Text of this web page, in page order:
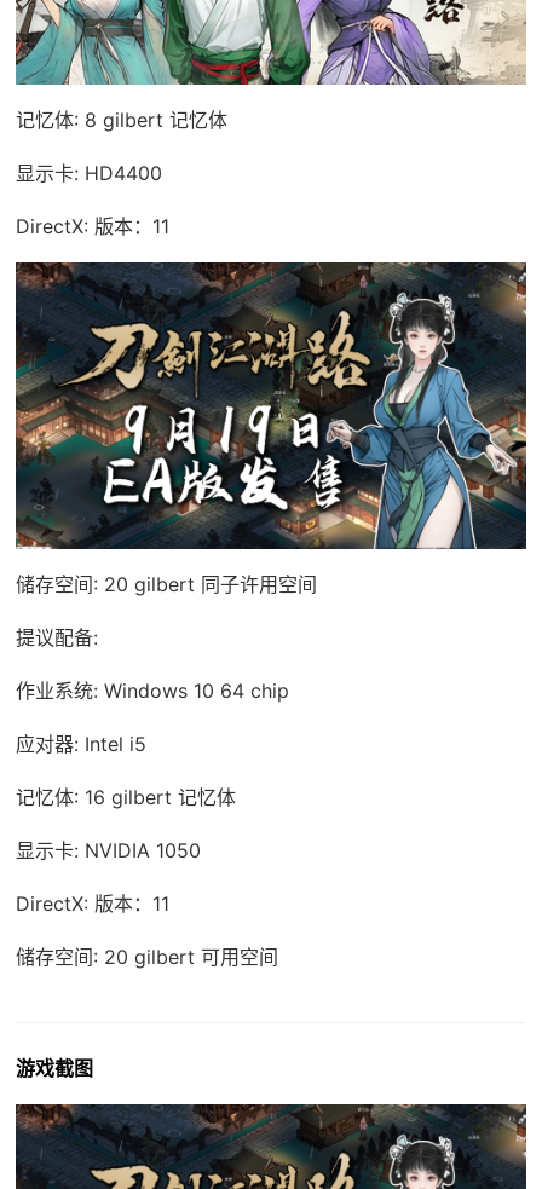
记忆体: 8 gilbert 记忆体
显示卡: HD4400
DirectX: 版本：11
储存空间: 20 gilbert 同子许用空间
提议配备:
作业系统: Windows 10 64 chip
应对器: Intel i5
记忆体: 16 gilbert 记忆体
显示卡: NVIDIA 1050
DirectX: 版本：11
储存空间: 20 gilbert 可用空间
游戏截图